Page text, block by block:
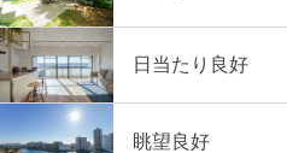
日当たり良好
眺望良好